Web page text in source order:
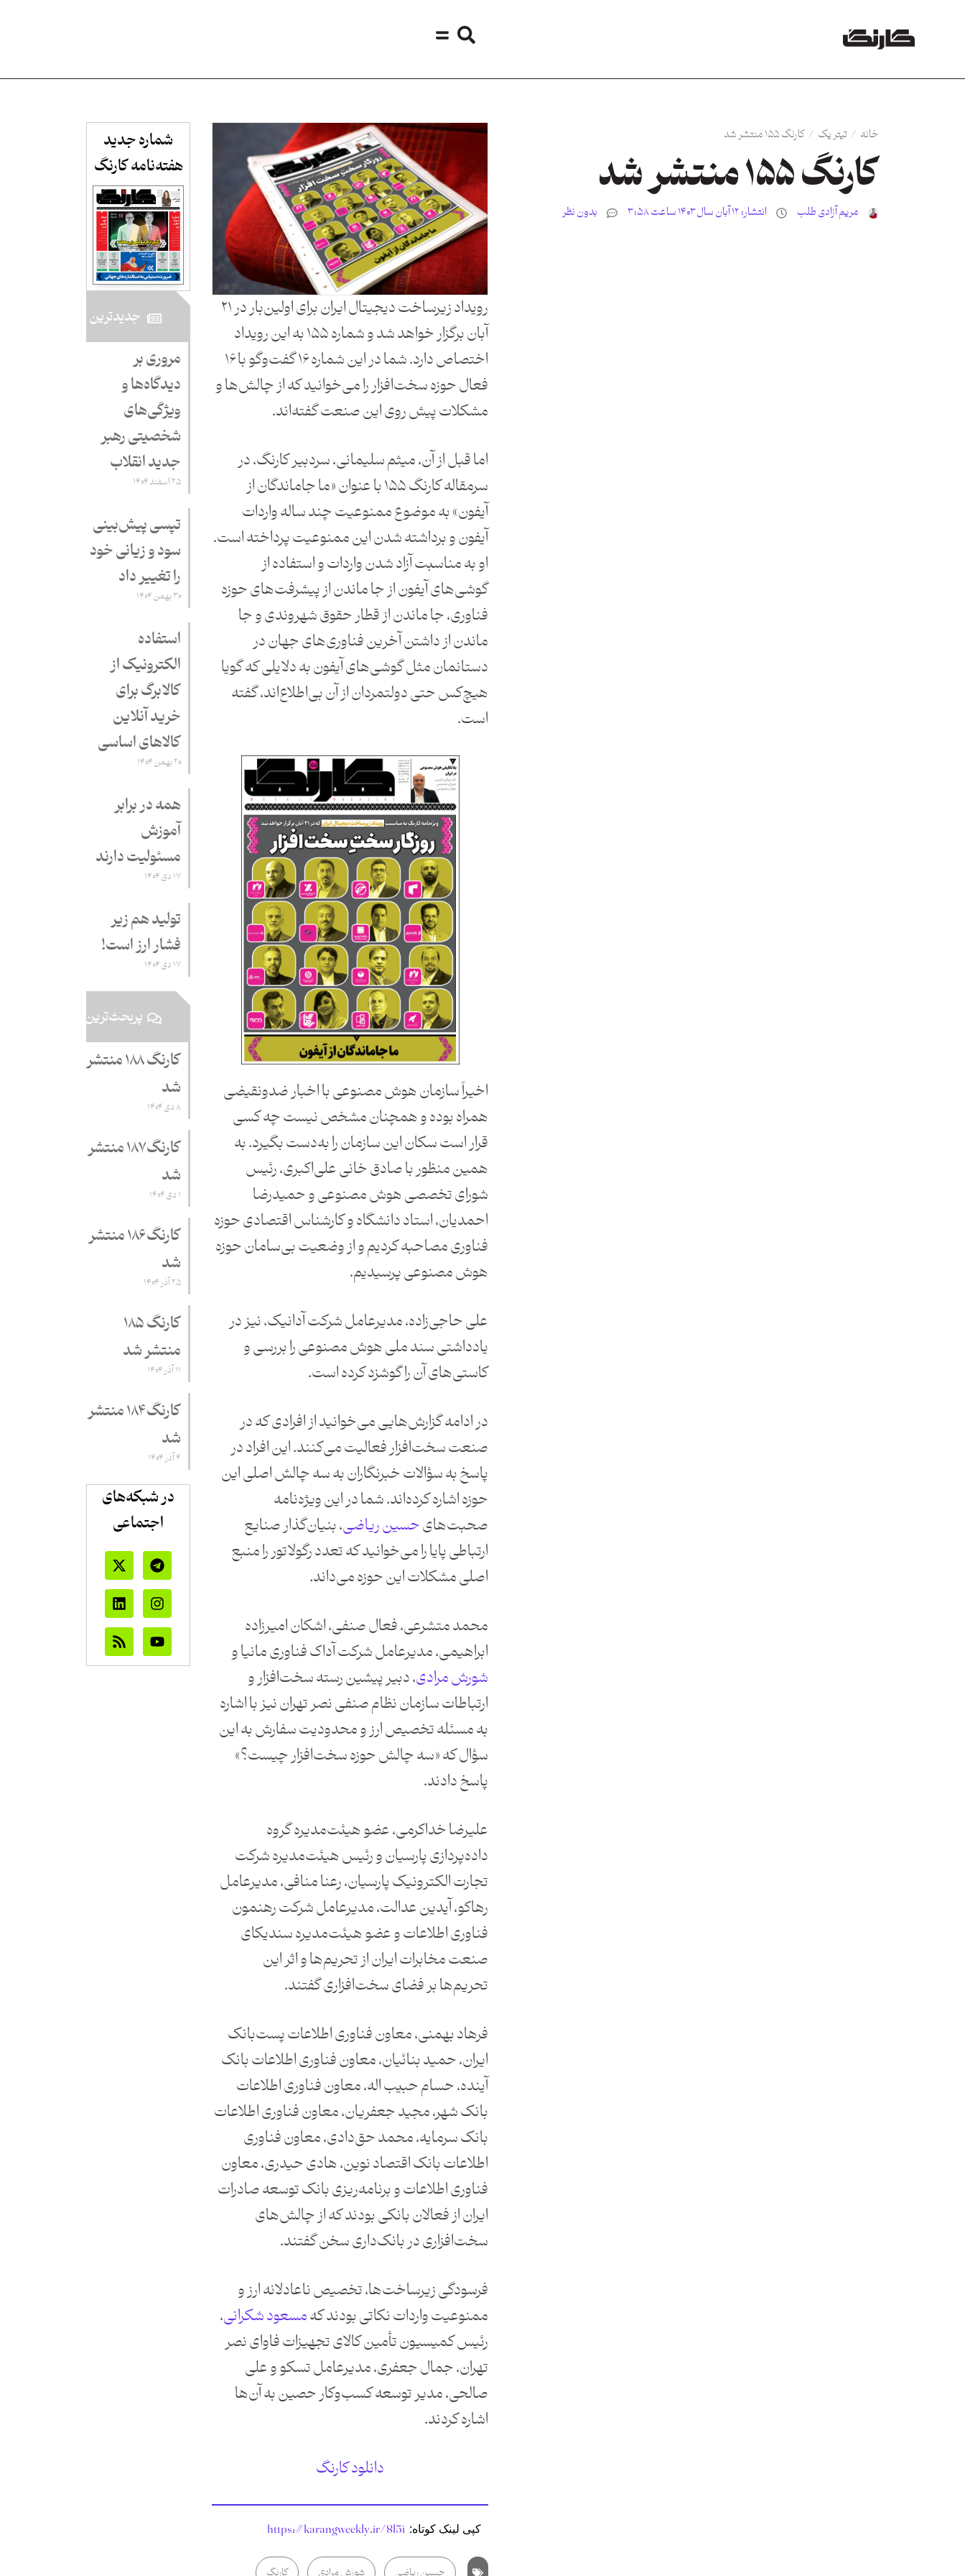
خانه / تیتر یک / کارنگ ۱۵۵ منتشر شد
کارنگ ۱۵۵ منتشر شد
مریم آزادی طلب انتشار:۱۲ آبان سال ۱۴۰۳ ساعت ۳:۵۸ بدون نظر
رویداد زیرساخت دیجیتال ایران برای اولین‌بار در ۲۱
آبان برگزار خواهد شد و شماره ۱۵۵ به این رویداد
اختصاص دارد. شما در این شماره ۱۶ گفت‌وگو با ۱۶
فعال حوزه سخت‌افزار را می‌خوانید که از چالش‌ها و
مشکلات پیش روی این صنعت گفته‌اند.
اما قبل از آن، میثم سلیمانی، سردبیر کارنگ، در
سرمقاله کارنگ ۱۵۵ با عنوان «ما جاماندگان از
آیفون» به موضوع ممنوعیت چند ساله واردات
آیفون و برداشته شدن این ممنوعیت پرداخته است.
او به مناسبت آزاد شدن واردات و استفاده از
گوشی‌های آیفون از جا ماندن از پیشرفت‌های حوزه
فناوری، جا ماندن از قطار حقوق شهروندی و جا
ماندن از داشتن آخرین فناوری‌های جهان در
دستانمان مثل گوشی‌های آیفون به دلایلی که گویا
هیچ‌کس حتی دولتمردان از آن بی‌اطلاع‌اند، گفته
است.
اخیراً سازمان هوش مصنوعی با اخبار ضدونقیضی
همراه بوده و همچنان مشخص نیست چه کسی
قرار است سکان این سازمان را به‌دست بگیرد. به
همین منظور با صادق خانی علی‌اکبری، رئیس
شورای تخصصی هوش مصنوعی و حمیدرضا
احمدیان، استاد دانشگاه و کارشناس اقتصادی حوزه
فناوری مصاحبه کردیم و از وضعیت بی‌سامان حوزه
هوش مصنوعی پرسیدیم.
علی حاجی‌زاده، مدیرعامل شرکت آدانیک، نیز در
یادداشتی سند ملی هوش مصنوعی را بررسی و
کاستی‌های آن را گوشزد کرده است.
در ادامه گزارش‌هایی می‌خوانید از افرادی که در
صنعت سخت‌افزار فعالیت می‌کنند. این افراد در
پاسخ به سؤالات خبرنگاران به سه چالش اصلی این
حوزه اشاره کرده‌اند. شما در این ویژه‌نامه
صحبت‌هایحسین ریاضی، بنیان‌گذار صنایع
ارتباطی پایا را می‌خوانید که تعدد رگولاتور را منبع
اصلی مشکلات این حوزه می‌داند.
محمد متشرعی، فعال صنفی، اشکان امیرزاده
ابراهیمی، مدیرعامل شرکت آداک فناوری مانیا و
شورش مرادی، دبیر پیشین رسته سخت‌افزار و
ارتباطات سازمان نظام صنفی نصر تهران نیز با اشاره
به مسئله تخصیص ارز و محدودیت سفارش به این
سؤال که «سه چالش حوزه سخت‌افزار چیست؟»
پاسخ دادند.
علیرضا خداکرمی، عضو هیئت‌مدیره گروه
داده‌پردازی پارسیان و رئیس هیئت‌مدیره شرکت
تجارت الکترونیک پارسیان، رعنا منافی، مدیرعامل
رهاکو، آیدین عدالت، مدیرعامل شرکت رهنمون
فناوری اطلاعات و عضو هیئت‌مدیره سندیکای
صنعت مخابرات ایران از تحریم‌ها و اثر این
تحریم‌ها بر فضای سخت‌افزاری گفتند.
فرهاد بهمنی، معاون فناوری اطلاعات پست‌بانک
ایران، حمید بنائیان، معاون فناوری اطلاعات بانک
آینده، حسام حبیب اله، معاون فناوری اطلاعات
بانک شهر، مجید جعفریان، معاون فناوری اطلاعات
بانک سرمایه، محمد حق‌دادی، معاون فناوری
اطلاعات بانک اقتصاد نوین، هادی حیدری، معاون
فناوری اطلاعات و برنامه‌ریزی بانک توسعه صادرات
ایران از فعالان بانکی بودند که از چالش‌های
سخت‌افزاری در بانک‌داری سخن گفتند.
فرسودگی زیرساخت‌ها، تخصیص ناعادلانه ارز و
ممنوعیت واردات نکاتی بودند کهمسعود شکرانی،
رئیس کمیسیون تأمین کالای تجهیزات فاوای نصر
تهران، جمال جعفری، مدیرعامل تسکو و علی
صالحی، مدیر توسعه کسب‌وکار حصین به آن‌ها
اشاره کردند.
دانلود کارنگ
کپی لینک کوتاه: https://karangweekly.ir/8l5i
حسین ریاضی شورش مرادی کارنگ
شماره جدید
هفته‌نامه کارنگ​
جدید‌ترین
مروری بر
دیدگاه‌ها و
ویژگی‌های
شخصیتی رهبر
جدید انقلاب
۲۵ اسفند ۱۴۰۴
تپسی پیش‌بینی
سود و زیانی خود
را تغییر داد
۳۰ بهمن ۱۴۰۴
استفاده
الکترونیک از
کالابرگ برای
خرید آنلاین
کالاهای اساسی
۲۰ بهمن ۱۴۰۴
همه در برابر
آموزش
مسئولیت دارند
۱۷ دی ۱۴۰۴
تولید هم زیر
فشار ارز است!
۱۷ دی ۱۴۰۴
پربحث‌ترین
کارنگ ۱۸۸ منتشر
شد
۸ دی ۱۴۰۴
کارنگ ۱۸۷ منتشر
شد
۱ دی ۱۴۰۴
کارنگ ۱۸۶ منتشر
شد
۲۵ آذر ۱۴۰۴
کارنگ ۱۸۵
منتشر شد
۱۱ آذر ۱۴۰۴
کارنگ ۱۸۴ منتشر
شد
۴ آذر ۱۴۰۴
در شبکه‌های
اجتماعی